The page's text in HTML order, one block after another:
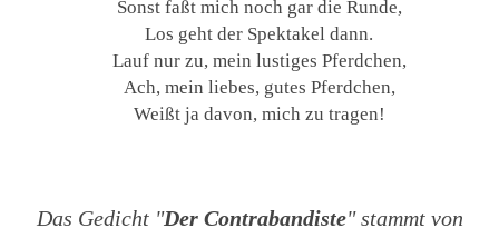
Sonst faßt mich noch gar die Runde,
Los geht der Spektakel dann.
Lauf nur zu, mein lustiges Pferdchen,
Ach, mein liebes, gutes Pferdchen,
Weißt ja davon, mich zu tragen!
Das Gedicht "Der Contrabandiste" stammt von